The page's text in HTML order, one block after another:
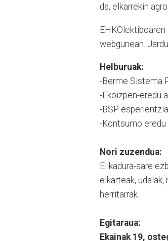
da, elkarrekin
webgunean.
Helburuak:
-Berme Sistema
-Ekoizpen-eredu
-BSP
-Kontsumo
Nori zuzendua:
Elikadura-sare
elkarteak,
herritarrak.
Egitaraua:
Ekainak 19,